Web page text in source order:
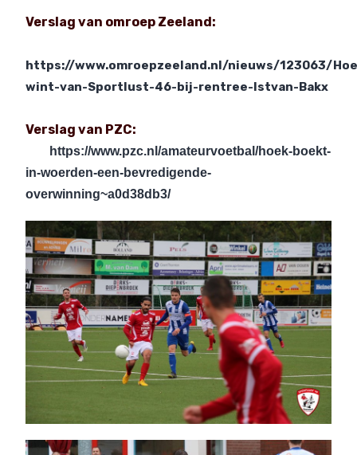
Verslag van omroep Zeeland:
https://www.omroepzeeland.nl/nieuws/123063/
wint-van-Sportlust-46-bij-rentree-Istvan-Bakx
Verslag van PZC:
https://www.pzc.nl/amateurvoetbal/hoek-boekt-
in-woerden-een-bevredigende-
overwinning~a0d38db3/